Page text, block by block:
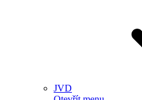
JVD